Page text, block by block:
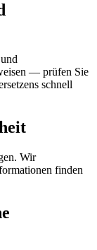
— prüfen Sie
schnell
Wir
finden